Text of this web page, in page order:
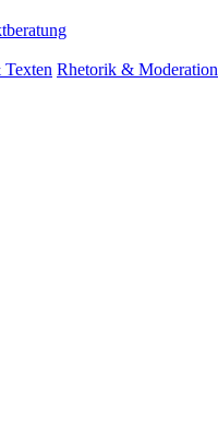
Texten Rhetorik & Moderation